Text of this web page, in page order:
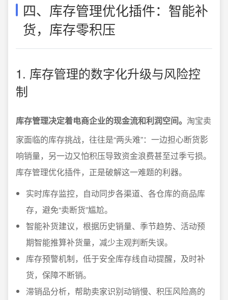
四、库存管理优化插件：智能补
货，库存零积压
1. 库存管理的数字化升级与风险控
制
库存管理决定着电商企业的现金流和利润空间。 淘宝卖
家面临的库存挑战，往往是“两头难”：一边担心断货影
响销量，另一边又怕积压导致资金浪费甚至过季亏损。
库存管理优化插件，正是破解这一难题的利器。
实时库存监控，自动同步各渠道、各仓库的商品库
存，避免“卖断货”尴尬。
智能补货建议，根据历史销量、季节趋势、活动预
期智能推算补货量，减少主观判断失误。
库存预警机制，低于安全库存线自动提醒，及时补
货，保障不断销。
滞销品分析，帮助卖家识别动销慢、积压风险高的